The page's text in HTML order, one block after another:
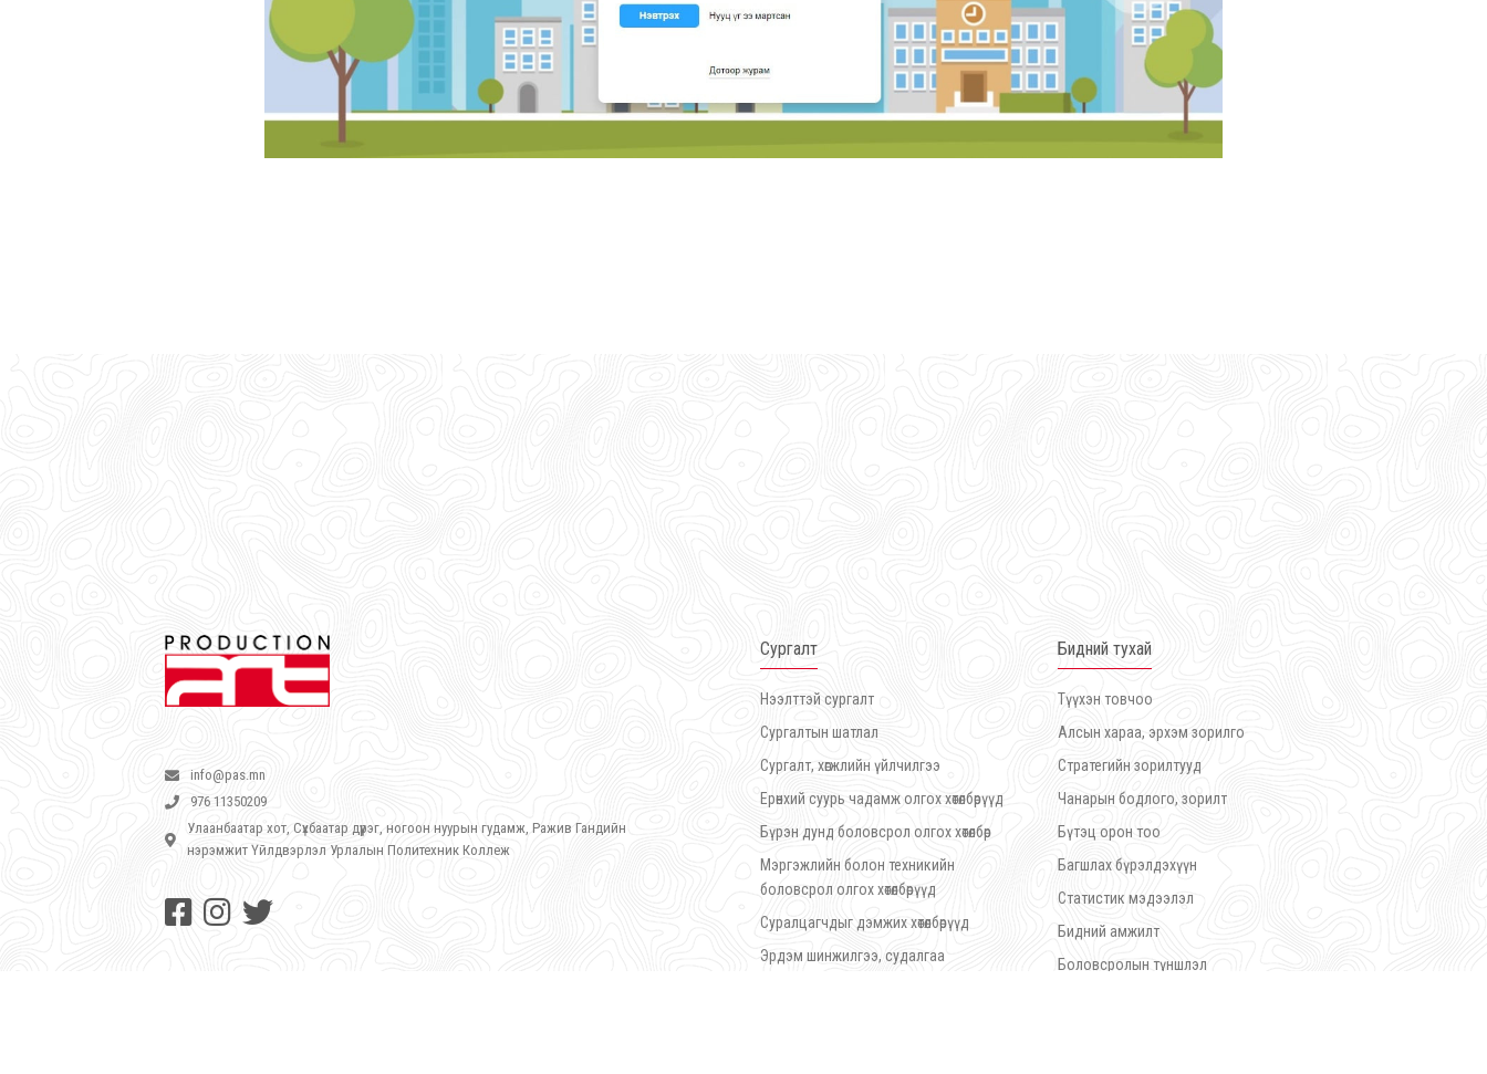
info@pas.mn
976 11350209
Улаанбаатар хот, Сүхбаатар дүүрэг, ногоон нуурын гудамж, Ражив Гандийн
нэрэмжит Үйлдвэрлэл Урлалын Политехник Коллеж
Сургалт
Нээлттэй сургалт
Сургалтын шатлал
Сургалт, хөгжлийн үйлчилгээ
Ерөнхий суурь чадамж олгох хөтөлбөрүүд
Бүрэн дунд боловсрол олгох хөтөлбөр
Мэргэжлийн болон техникийн
боловсрол олгох хөтөлбөрүүд
Суралцагчдыг дэмжих хөтөлбөрүүд
Эрдэм шинжилгээ, судалгаа
Бидний тухай
Түүхэн товчоо
Алсын хараа, эрхэм зорилго
Стратегийн зорилтууд
Чанарын бодлого, зорилт
Бүтэц орон тоо
Багшлах бүрэлдэхүүн
Статистик мэдээлэл
Бидний амжилт
Боловсролын түншлэл